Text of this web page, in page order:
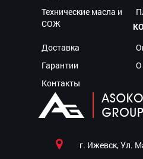
Технические масла и
СОЖ
Доставка
Гарантии
О
Контакты
г. Ижевск, Ул.